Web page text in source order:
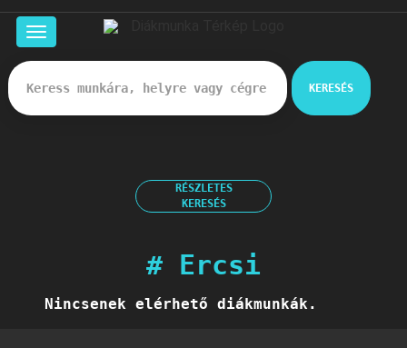
Főoldal
Munkák
Cégek
KERESÉS
RÉSZLETES
KERESÉS
# Ercsi
Nincsenek elérhető diákmunkák.